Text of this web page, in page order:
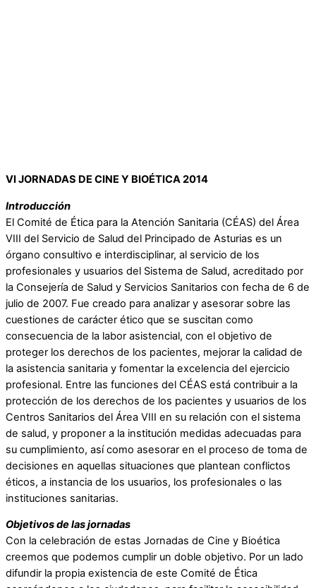
VI JORNADAS DE CINE Y BIOÉTICA 2014
Introducción
El Comité de Ética para la Atención Sanitaria (CÉAS) del Área
VIII del Servicio de Salud del Principado de Asturias es un
órgano consultivo e interdisciplinar, al servicio de los
profesionales y usuarios del Sistema de Salud, acreditado por
la Consejería de Salud y Servicios Sanitarios con fecha de 6 de
julio de 2007. Fue creado para analizar y asesorar sobre las
cuestiones de carácter ético que se suscitan como
consecuencia de la labor asistencial, con el objetivo de
proteger los derechos de los pacientes, mejorar la calidad de
la asistencia sanitaria y fomentar la excelencia del ejercicio
profesional. Entre las funciones del CÉAS está contribuir a la
protección de los derechos de los pacientes y usuarios de los
Centros Sanitarios del Área VIII en su relación con el sistema
de salud, y proponer a la institución medidas adecuadas para
su cumplimiento, así como asesorar en el proceso de toma de
decisiones en aquellas situaciones que plantean conflictos
éticos, a instancia de los usuarios, los profesionales o las
instituciones sanitarias.
Objetivos de las jornadas
Con la celebración de estas Jornadas de Cine y Bioética
creemos que podemos cumplir un doble objetivo. Por un lado
difundir la propia existencia de este Comité de Ética